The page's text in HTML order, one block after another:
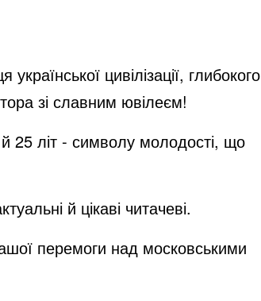
цивілізації, глибокого
зі славним ювілеєм!
25 літ - символу молодості, що
й цікаві читачеві.
перемоги над московськими